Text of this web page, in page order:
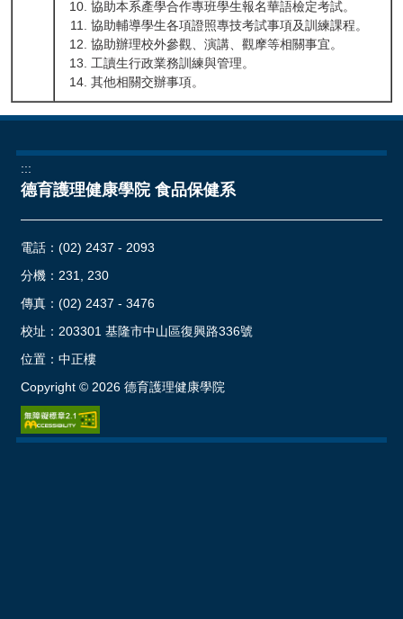
協助本系產學合作專班學生報名華語檢定考試。
協助輔導學生各項證照專技考試事項及訓練課程。
協助辦理校外參觀、演講、觀摩等相關事宜。
工讀生行政業務訓練與管理。
其他相關交辦事項。
:::
德育護理健康學院 食品保健系
電話： (02) 2437 - 2093
分機：231, 230
傳真：(02) 2437 - 3476
校址： 203301 基隆市中山區復興路336號
位置： 中正樓
Copyright © 2026德育護理健康學院